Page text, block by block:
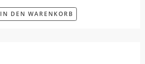
IN DEN WARENKORB